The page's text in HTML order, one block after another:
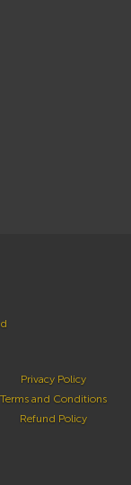
Privacy Policy
Terms and Conditions
Refund Policy